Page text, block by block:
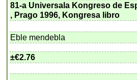
81-a Universala Kongreso de
, Prago 1996, Kongresa libro
Eble mendebla
±€2.76